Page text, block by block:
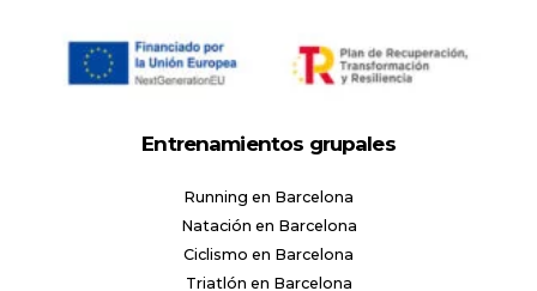
Entrenamientos grupales
Running en Barcelona
Natación en Barcelona
Ciclismo en Barcelona
Triatlón en Barcelona